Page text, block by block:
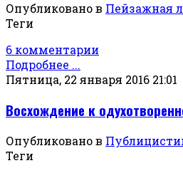
Опубликовано в Пейзажная
Теги
6 комментарии
Подробнее ...
Пятница, 22 января 2016 21:01
Восхождение к
Опубликовано в
Теги